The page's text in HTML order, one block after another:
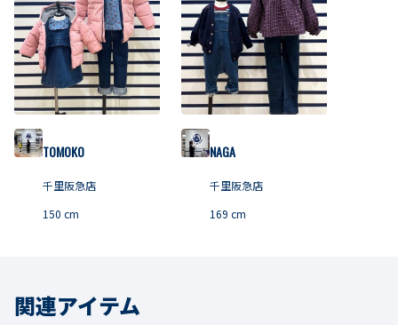
TOMOKO
千里阪急店
150 cm
NAGA
千里阪急店
169 cm
関連アイテム